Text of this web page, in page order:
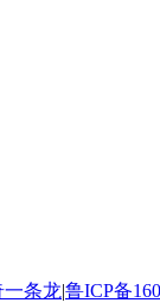
一条龙|鲁ICP备